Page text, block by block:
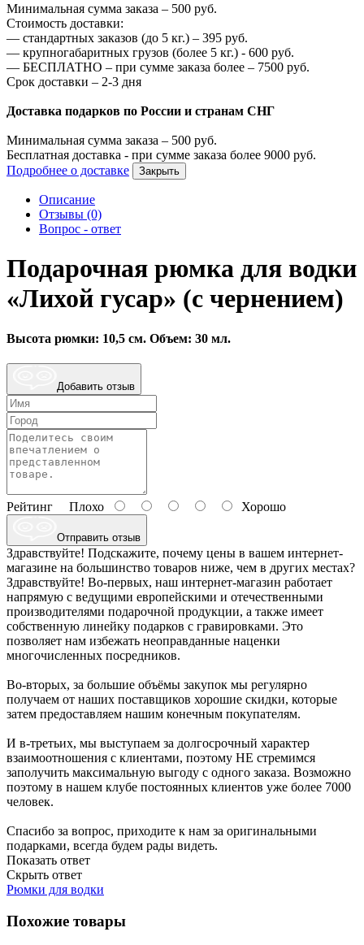
Минимальная сумма заказа – 500 руб.
Стоимость доставки:
— стандартных заказов (до 5 кг.) – 395 руб.
— крупногабаритных грузов (более 5 кг.) - 600 руб.
— БЕСПЛАТНО – при сумме заказа более – 7500 руб.
Срок доставки – 2-3 дня
Доставка подарков по России и странам СНГ
Минимальная сумма заказа – 500 руб.
Бесплатная доставка - при сумме заказа более 9000 руб.
Подробнее о доставке
Закрыть
Описание
Отзывы (0)
Вопрос - ответ
Подарочная рюмка для водки
«Лихой гусар» (с чернением)
Высота рюмки: 10,5 см. Объем: 30 мл.
Добавить отзыв
Рейтинг Плохо Хорошо
Отправить отзыв
Здравствуйте! Подскажите, почему цены в вашем интернет-
магазине на большинство товаров ниже, чем в других местах?
Здравствуйте! Во-первых, наш интернет-магазин работает
напрямую с ведущими европейскими и отечественными
производителями подарочной продукции, а также имеет
собственную линейку подарков с гравировками. Это
позволяет нам избежать неоправданные наценки
многочисленных посредников.
Во-вторых, за большие объёмы закупок мы регулярно
получаем от наших поставщиков хорошие скидки, которые
затем предоставляем нашим конечным покупателям.
И в-третьих, мы выступаем за долгосрочный характер
взаимоотношения с клиентами, поэтому НЕ стремимся
заполучить максимальную выгоду с одного заказа. Возможно
поэтому в нашем клубе постоянных клиентов уже более 7000
человек.
Спасибо за вопрос, приходите к нам за оригинальными
подарками, всегда будем рады видеть.
Показать ответ
Скрыть ответ
Рюмки для водки
Похожие товары